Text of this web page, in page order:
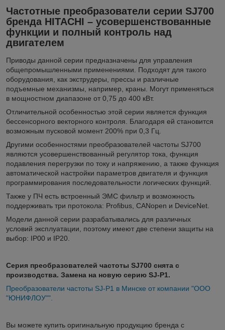
Частотные преобразователи серии SJ700
бренда HITACHI – усовершенствованные
функции и полный контроль над
двигателем
Приводы данной серии предназначены для управления
общепромышленными применениями. Подходят для такого
оборудования, как экструдеры, прессы и различные
подъемные механизмы, например, краны. Могут применяться
в мощностном диапазоне от 0,75 до 400 кВт.
Отличительной особенностью этой серии является функция
бессенсорного векторного контроля. Благодаря ей становится
возможным пусковой момент 200% при 0,3 Гц.
Другими особенностями преобразователей частоты SJ700
являются усовершенствованный регулятор тока, функция
подавления перегрузки по току и напряжению, а также функция
автоматической настройки параметров двигателя и функция
программирования последовательности логических функций.
Также у ПЧ есть встроенный ЭМС фильтр и возможность
поддерживать три протокола: Profibus, CANopen и DeviceNet.
Модели данной серии разрабатывались для различных
условий эксплуатации, поэтому имеют две степени защиты на
выбор: IP00 и IP20.
Серия преобразователей частоты SJ700 снята с
производства. Замена на новую серию SJ-P1.
Преобразователи частоты SJ-P1 в Минске от компании "ООО
"ЮНИФЛОУ"".
Вы можете купить оригинальную продукцию бренда с